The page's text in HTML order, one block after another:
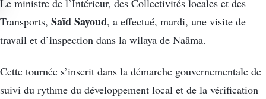
Transports, Saïd Sayoud, a effectué, mardi, une visite de
travail et d’inspection dans la wilaya de Naâma.
Cette tournée s’inscrit dans la démarche gouvernementale de
suivi du rythme du développement local et de la vérification